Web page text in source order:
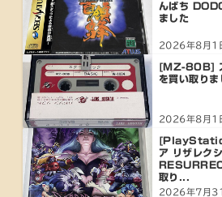
んぱち
ました
2026年8月1
[MZ-80B]
を買い取りま
2026年8月1
ア リザレク
取り...
2026年7月